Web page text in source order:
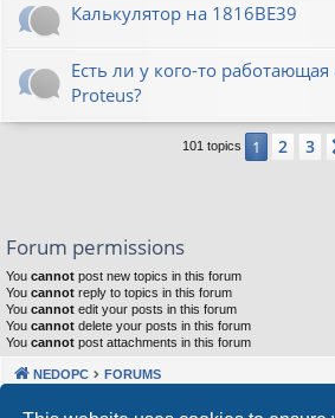
Калькулятор на 1816ВЕ39
Есть ли у кого-то
Proteus?
101 topics 1 2 3
Forum permissions
You cannot post new topics in this forum
You cannot reply to topics in this forum
You cannot edit your posts in this forum
You cannot delete your posts in this forum
You cannot post attachments in this forum
NEDOPC FORUMS
Powered byphpBB® Forum Software ©